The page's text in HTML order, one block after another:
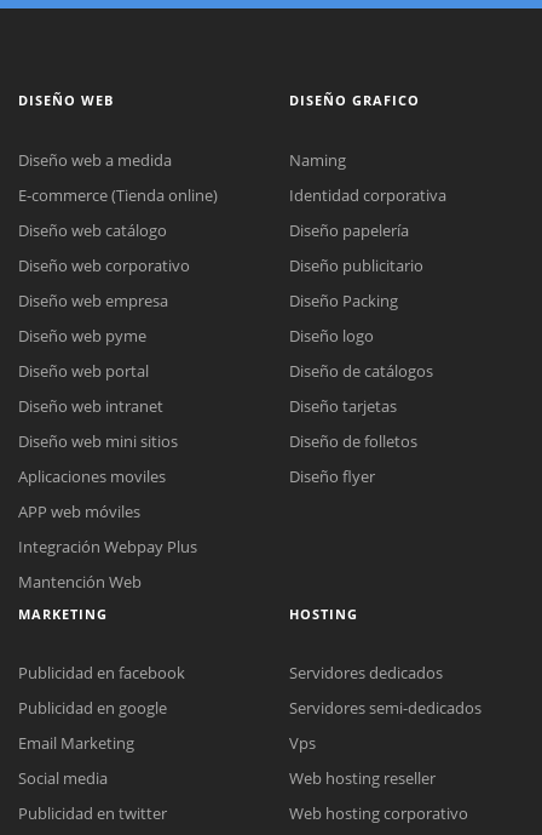
DISEÑO WEB
Diseño web a medida
E-commerce (Tienda online)
Diseño web catálogo
Diseño web corporativo
Diseño web empresa
Diseño web pyme
Diseño web portal
Diseño web intranet
Diseño web mini sitios
Aplicaciones moviles
APP web móviles
Integración Webpay Plus
Mantención Web
DISEÑO GRAFICO
Naming
Identidad corporativa
Diseño papelería
Diseño publicitario
Diseño Packing
Diseño logo
Diseño de catálogos
Diseño tarjetas
Diseño de folletos
Diseño flyer
MARKETING
Publicidad en facebook
Publicidad en google
Email Marketing
Social media
Publicidad en twitter
HOSTING
Servidores dedicados
Servidores semi-dedicados
Vps
Web hosting reseller
Web hosting corporativo